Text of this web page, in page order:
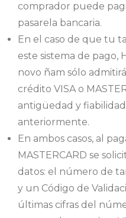
comprador puede
pasarela bancaria.
En el caso de que tu
este sistema de pago,
novo ñam sólo
crédito VISA o
antigüedad y
anteriormente.
En ambos casos, al
MASTERCARD se
datos: el número de
y un Código de
últimas cifras del